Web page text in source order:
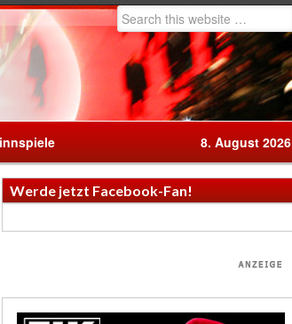
8. August 2026
Werde jetzt Facebook-Fan!